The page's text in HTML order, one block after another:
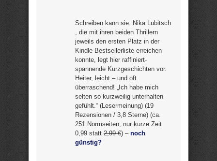
Schreiben kann sie. Nika Lubitsch
, die mit ihren beiden Thrillern
jeweils den ersten Platz in der
Kindle-Bestsellerliste erreichen
konnte, legt hier raffiniert-
spannende Kurzgeschichten vor.
Heiter, leicht – und oft
überraschend! „Ich habe mich
selten so kurzweilig unterhalten
gefühlt.“ (Lesermeinung) (19
Rezensionen / 3,8 Sterne) (ca.
251 Normseiten, nur kurze Zeit
0,99 statt 2,99 €) – noch
günstig?